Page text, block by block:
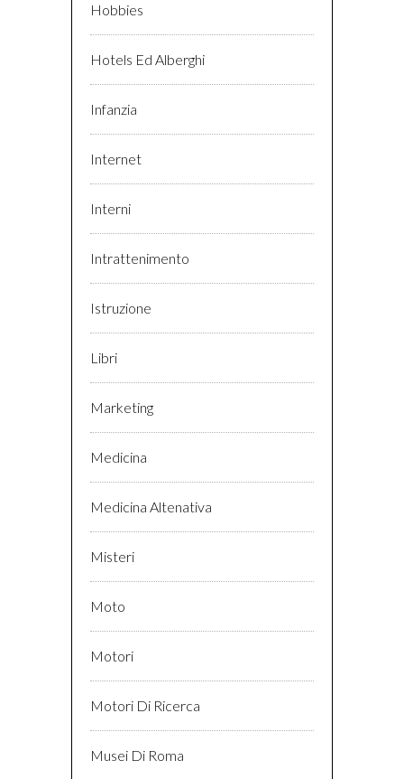
Hobbies
Hotels Ed Alberghi
Infanzia
Internet
Interni
Intrattenimento
Istruzione
Libri
Marketing
Medicina
Medicina Altenativa
Misteri
Moto
Motori
Motori Di Ricerca
Musei Di Roma